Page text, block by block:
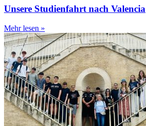
Unsere Studienfahrt nach Valencia
Mehr lesen »